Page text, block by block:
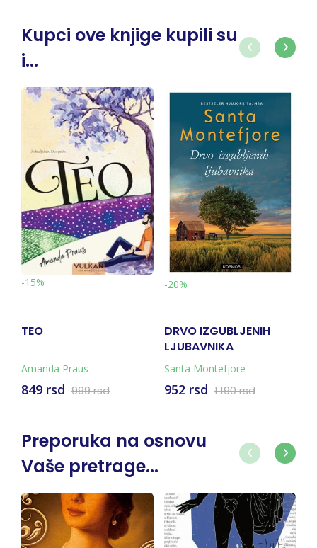
Kupci ove knjige kupili su
i...
-15%
TEO
Amanda Praus
849 rsd 999 rsd
-20%
DRVO IZGUBLJENIH
LJUBAVNIKA
Santa Montefjore
952 rsd 1.190 rsd
Preporuka na osnovu
Vaše pretrage...